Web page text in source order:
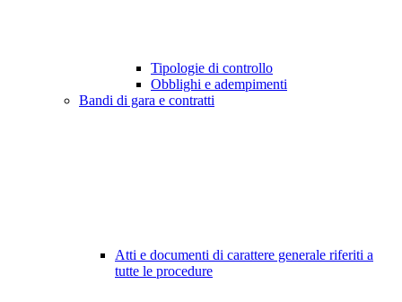
Tipologie di controllo
Obblighi e adempimenti
Bandi di gara e contratti
Atti e documenti di carattere generale riferiti a
tutte le procedure